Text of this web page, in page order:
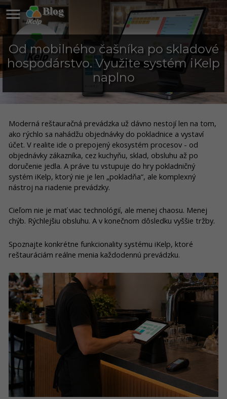
Blog

Od mobilného čašníka po skladové
hospodárstvo. Využite systém iKelp
naplno
Moderná reštauračná prevádzka už dávno nestojí len na tom,
ako rýchlo sa nahádžu objednávky do pokladnice a vystaví
účet. V realite ide o prepojený ekosystém procesov - od
objednávky zákazníka, cez kuchyňu, sklad, obsluhu až po
doručenie jedla. A práve tu vstupuje do hry pokladničný
systém iKelp, ktorý nie je len „pokladňa“, ale komplexný
nástroj na riadenie prevádzky.
Cieľom nie je mať viac technológií, ale menej chaosu. Menej
chýb. Rýchlejšiu obsluhu. A v konečnom dôsledku vyššie tržby.
Spoznajte konkrétne funkcionality systému iKelp, ktoré
reštauráciám reálne menia každodennú prevádzku.